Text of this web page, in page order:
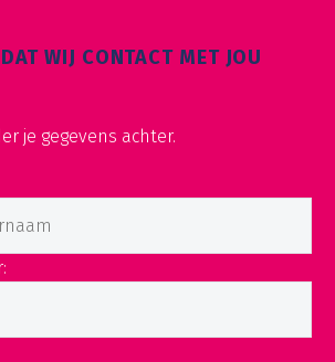
WIJ CONTACT MET JOU
je gegevens achter.